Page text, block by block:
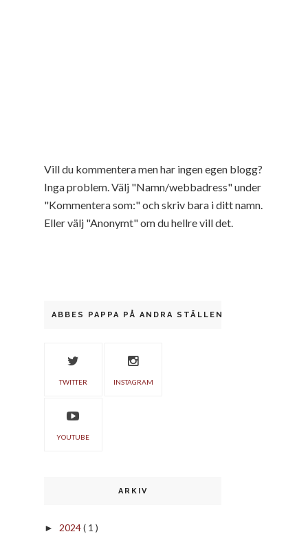
Vill du kommentera men har ingen egen blogg?
Inga problem. Välj "Namn/webbadress" under
"Kommentera som:" och skriv bara i ditt namn.
Eller välj "Anonymt" om du hellre vill det.
ABBES PAPPA PÅ ANDRA STÄLLEN
TWITTER INSTAGRAM
YOUTUBE
ARKIV
► 2024( 1 )